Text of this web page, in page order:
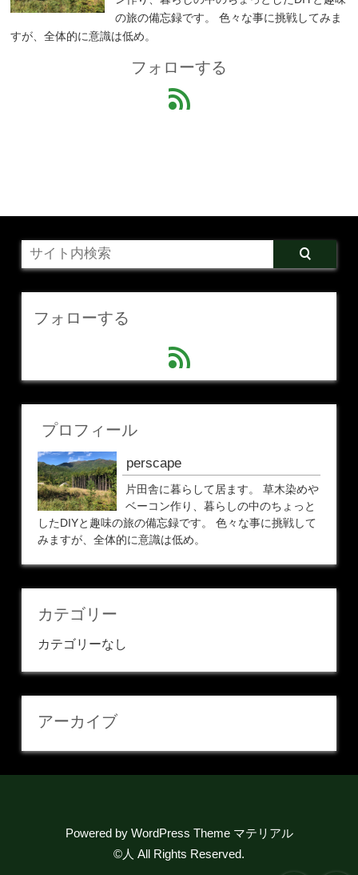
の旅の備忘録です。 色々な事に挑戦してみま
すが、全体的に意識は低め。
フォローする
feed
フォローする
feed
プロフィール
perscape
片田舎に暮らして居ます。 草木染めや
ベーコン作り、暮らしの中のちょっと
したDIYと趣味の旅の備忘録です。 色々な事に挑戦して
みますが、全体的に意識は低め。
カテゴリー
カテゴリーなし
アーカイブ
Powered by WordPress Theme マテリアル
©人 All Rights Reserved.